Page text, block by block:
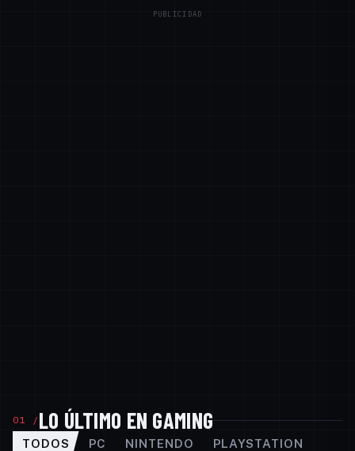
PUBLICIDAD
01 / LO ÚLTIMO EN GAMING
TODOS PC NINTENDO
PLAYSTATION